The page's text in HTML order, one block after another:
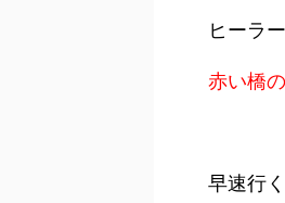
ヒーラ
赤い橋
早速行